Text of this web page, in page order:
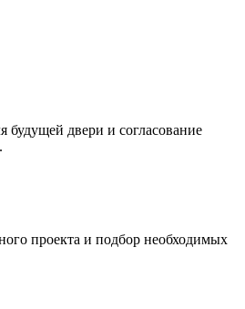
будущей двери и согласование
проекта и подбор необходимых